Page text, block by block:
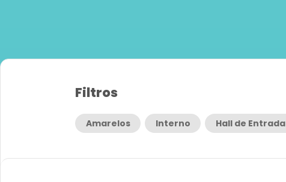
Filtros
Amarelos Interno Hall de Entrada